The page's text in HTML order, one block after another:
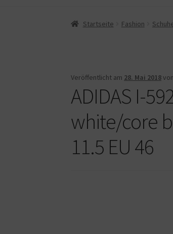
Start Cookie-Richtlinie (EU)
Startseite Fashion
Veröffentlicht am 28. Mai 2018von
ADIDAS I-
white/core
11.5 EU 46